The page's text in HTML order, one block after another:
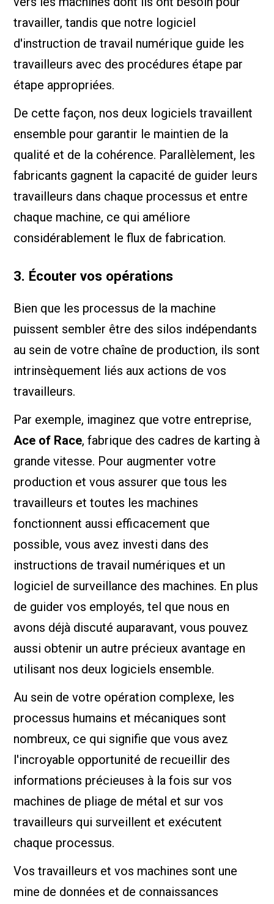
travailler, tandis que notre logiciel
d'instruction de travail numérique guide les
travailleurs avec des procédures étape par
étape appropriées.
De cette façon, nos deux logiciels travaillent
ensemble pour garantir le maintien de la
qualité et de la cohérence. Parallèlement, les
fabricants gagnent la capacité de guider leurs
travailleurs dans chaque processus et entre
chaque machine, ce qui améliore
considérablement le flux de fabrication.
3. Écouter vos opérations
Bien que les processus de la machine
puissent sembler être des silos indépendants
au sein de votre chaîne de production, ils sont
intrinsèquement liés aux actions de vos
travailleurs.
Par exemple, imaginez que votre entreprise,
Ace of Race, fabrique des cadres de karting à
grande vitesse. Pour augmenter votre
production et vous assurer que tous les
travailleurs et toutes les machines
fonctionnent aussi efficacement que
possible, vous avez investi dans des
instructions de travail numériques et un
logiciel de surveillance des machines. En plus
de guider vos employés, tel que nous en
avons déjà discuté auparavant, vous pouvez
aussi obtenir un autre précieux avantage en
utilisant nos deux logiciels ensemble.
Au sein de votre opération complexe, les
processus humains et mécaniques sont
nombreux, ce qui signifie que vous avez
l'incroyable opportunité de recueillir des
informations précieuses à la fois sur vos
machines de pliage de métal et sur vos
travailleurs qui surveillent et exécutent
chaque processus.
Vos travailleurs et vos machines sont une
mine de données et de connaissances